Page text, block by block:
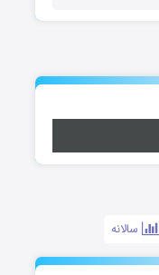
سالانه